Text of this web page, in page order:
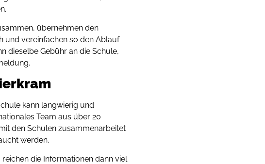
übernehmen den
und vereinfachen so den Ablauf
dieselbe Gebühr an die Schule,
kann langwierig und
Team aus über 20
den Schulen zusammenarbeitet
werden.
die Informationen dann viel